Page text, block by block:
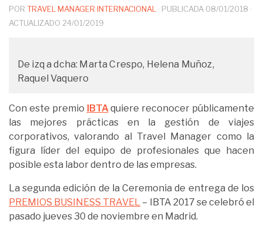
POR TRAVEL MANAGER INTERNACIONAL · PUBLICADA 08/01/2018 ·
ACTUALIZADO 24/01/2019
De izq a dcha: Marta Crespo, Helena Muñoz,
Raquel Vaquero
Con este premio IBTA quiere reconocer públicamente
las mejores prácticas en la gestión de viajes
corporativos, valorando al Travel Manager como la
figura líder del equipo de profesionales que hacen
posible esta labor dentro de las empresas.
La segunda edición de la Ceremonia de entrega de los
PREMIOS BUSINESS TRAVEL – IBTA 2017 se celebró el
pasado jueves 30 de noviembre en Madrid.